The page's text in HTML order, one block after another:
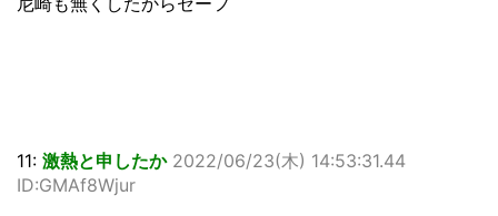
11: 激熱と申したか 2022/06/23(木) 14:53:31.44
ID:GMAf8Wjur